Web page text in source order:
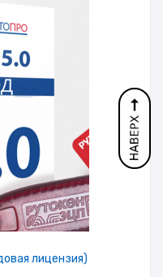
лицензия)